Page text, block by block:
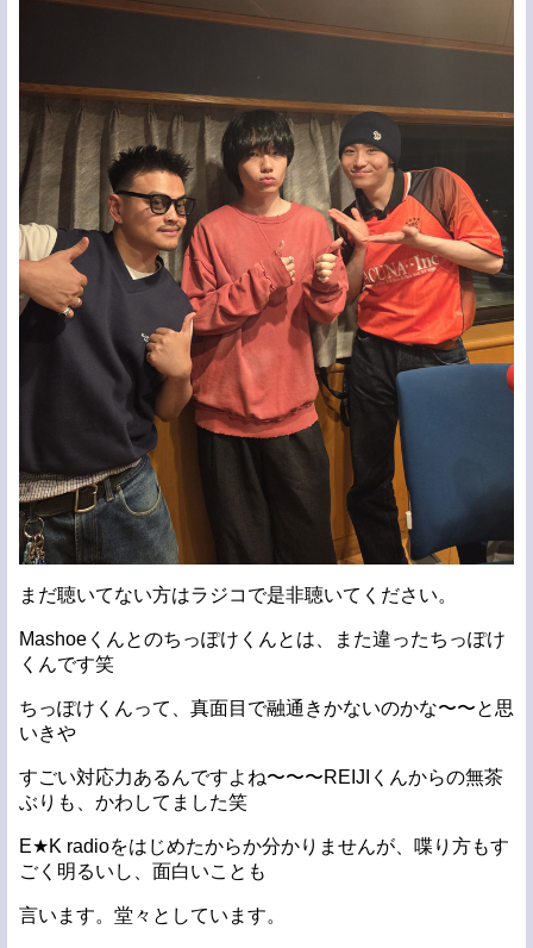
まだ聴いてない方はラジコで是非聴いてください。
Mashoeくんとのちっぽけくんとは、また違ったちっぽけ
くんです笑
ちっぽけくんって、真面目で融通きかないのかな〜〜と思
いきや
すごい対応力あるんですよね〜〜〜REIJIくんからの無茶
ぶりも、かわしてました笑
E★K radioをはじめたからか分かりませんが、喋り方もす
ごく明るいし、面白いことも
言います。堂々としています。